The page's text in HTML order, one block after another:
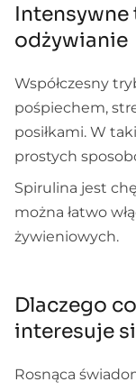
Intensywne
odżywianie
Współczesny
pośpiechem,
posiłkami. W
prostych
Spirulina jest
można łatwo
żywieniowych.
Dlaczego
interesuje
Rosnąca